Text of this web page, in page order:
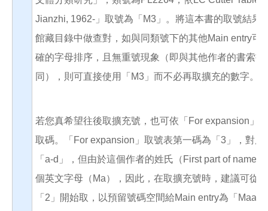
Jianzhi, 1962-」取號為「M3」。將這本書的取號結果
館藏目錄中做查對，如與同類號下的其他Main entry可
確的字母排序，且無重號現象（即與其他作者的書索書
同），則可直接使用「M3」而不必再取擴充的數字。
若您真希望往後取擴充號，也可依「For expansion」
取碼。「For expansion」取號表第一碼為「3」，對應
「a-d」，但由於這個作者的姓氏（First part of name
個英文字母（Ma），因此，在取擴充號時，建議可從
「2」開始取，以預留號碼空間給Main entry為「Maa...